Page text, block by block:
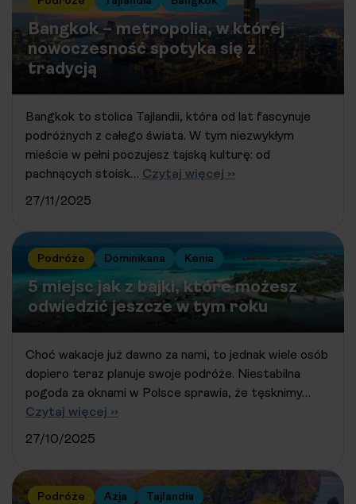
Bangkok – metropolia, w której
nowoczesność spotyka się z
tradycją
Bangkok to stolica Tajlandii, która od lat fascynuje
podróżnych z całego świata. W tym niezwykłym
mieście w pełni poczujesz tajską kulturę: od
pachnących stoisk… Czytaj więcej ››
27/11/2025
Podróże Dominikana Kenia
5 miejsc jak z bajki, które możesz
odwiedzić jeszcze w tym roku
Choć wakacje już dawno za nami, to jednak wiele osób
dopiero teraz planuje swoje podróże. Niestabilna
pogoda za oknami w Polsce sprawia, że tęsknimy…
Czytaj więcej ››
27/10/2025
Podróże Azja Tajlandia